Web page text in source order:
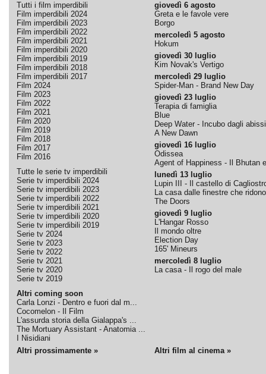
Tutti i film imperdibili
Film imperdibili 2024
Film imperdibili 2023
Film imperdibili 2022
Film imperdibili 2021
Film imperdibili 2020
Film imperdibili 2019
Film imperdibili 2018
Film imperdibili 2017
Film 2024
Film 2023
Film 2022
Film 2021
Film 2020
Film 2019
Film 2018
Film 2017
Film 2016
Tutte le serie tv imperdibili
Serie tv imperdibili 2024
Serie tv imperdibili 2023
Serie tv imperdibili 2022
Serie tv imperdibili 2021
Serie tv imperdibili 2020
Serie tv imperdibili 2019
Serie tv 2024
Serie tv 2023
Serie tv 2022
Serie tv 2021
Serie tv 2020
Serie tv 2019
Altri coming soon
Carla Lonzi - Dentro e fuori dal m...
Cocomelon - Il Film
L'assurda storia della Gialappa's ...
The Mortuary Assistant - Anatomia ...
I Nisidiani
giovedì 6 agosto
Greta e le favole vere
Borgo
mercoledì 5 agosto
Hokum
giovedì 30 luglio
Kim Novak's Vertigo
mercoledì 29 luglio
Spider-Man - Brand New Day
giovedì 23 luglio
Terapia di famiglia
Blue
Deep Water - Incubo dagli abissi
A New Dawn
giovedì 16 luglio
Odissea
Agent of Happiness - Il Bhutan
lunedì 13 luglio
Lupin III - Il castello di
La casa dalle finestre che ridono
The Doors
giovedì 9 luglio
L'Hangar Rosso
Il mondo oltre
Election Day
165' Mineurs
mercoledì 8 luglio
La casa - Il rogo del male
Altri prossimamente » Altri film al cinema »